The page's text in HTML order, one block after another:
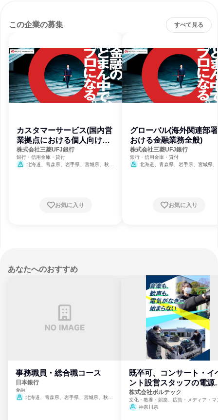
この企業の募集 すべて見る
カスタマーサービス(国内営
業拠点における個人向け金
融業務)
株式会社三菱UFJ銀行
銀行・信用金庫・貸付
北海道、青森県、岩手県、宮城県、秋田
賀県、京都府、大阪府、兵庫県、奈良県、和
歌山県、鳥取県、島根県、岡山県、広島県、
お気に入り
グローバル(海外関連部
おける金融業務全般)
株式会社三菱UFJ銀行
銀行・信用金庫・貸付
北海道、青森県、岩手県、宮城県
賀県、京都府、大阪府、兵庫県、奈良
歌山県、鳥取県、島根県、岡山県、広
お気に入り
あなたへのおすすめ
事務職員・総合職コース
日本銀行
金融
北海道、青森県、岩手県、宮城県、秋田
既卒可、コンサート・イ
ント設営スタッフの電源
門
株式会社ボルテック
文化・教養・娯楽、広告・メディア・マ
ミ、電力・ガス・水道・エネルギー
神奈川県